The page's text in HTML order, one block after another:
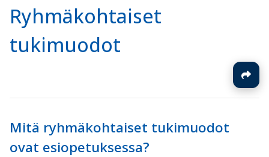
Ryhmäkohtaiset
tukimuodot
Mitä ryhmäkohtaiset tukimuodot
ovat esiopetuksessa?